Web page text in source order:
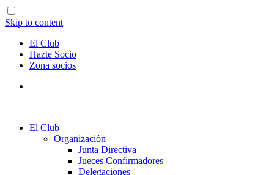
Skip to content
El Club
Hazte Socio
Zona socios
El Club
Organización
Junta Directiva
Jueces Confirmadores
Delegaciones